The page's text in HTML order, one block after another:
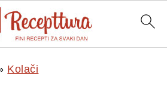
Kolači